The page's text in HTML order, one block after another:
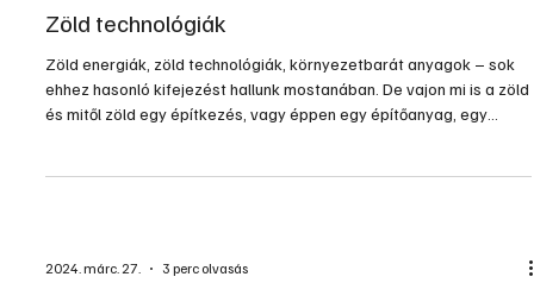
Zöld technológiák
Zöld energiák, zöld technológiák, környezetbarát anyagok – sok
ehhez hasonló kifejezést hallunk mostanában. De vajon mi is a zöld
és mitől zöld egy építkezés, vagy éppen egy építőanyag, egy
2024. márc. 27. 3 perc olvasás